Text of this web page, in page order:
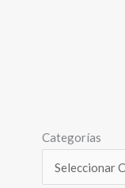
Categorías